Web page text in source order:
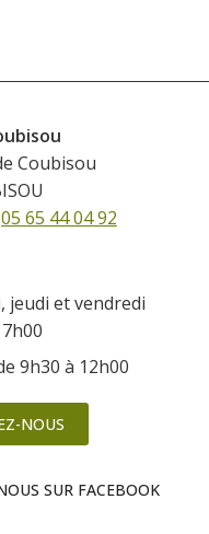
Coubisou
05 65 44 04 92
jeudi et vendredi
9h30 à 12h00
NOUS
SUR FACEBOOK